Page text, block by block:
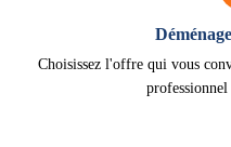
Choisissez l'offre qui vous